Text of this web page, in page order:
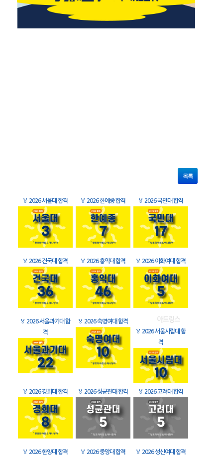
목록
🏅 2026 서울대 합격 🏅 2026 한예종 합격 🏅 2026 국민대 합격
🏅 2026 건국대 합격 🏅 2026 홍익대 합격 🏅 2026 이화여대 합격
🏅 2026 서울과기대 합
격
🏅 2026 숙명여대 합격
🏅 2026 서울시립대 합
격
🏅 2026 경희대 합격 🏅 2026 성균관대 합격 🏅 2026 고려대 합격
🏅 2026 한양대 합격 🏅 2026 중앙대 합격 🏅 2026 성신여대 합격